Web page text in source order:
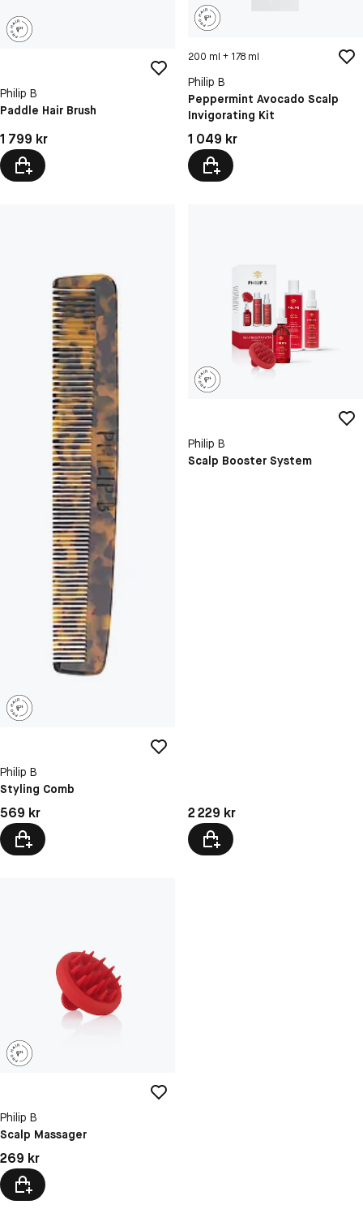
Philip B
Paddle Hair Brush
Pris: 1 799 kr
1 799 kr
200 ml + 178 ml
Philip B
Peppermint Avocado Scalp
Invigorating Kit
Pris: 1 049 kr
1 049 kr
Philip B
Styling Comb
Pris: 569 kr
569 kr
Philip B
Scalp Booster System
Pris: 2 229 kr
2 229 kr
Philip B
Scalp Massager
Pris: 269 kr
269 kr